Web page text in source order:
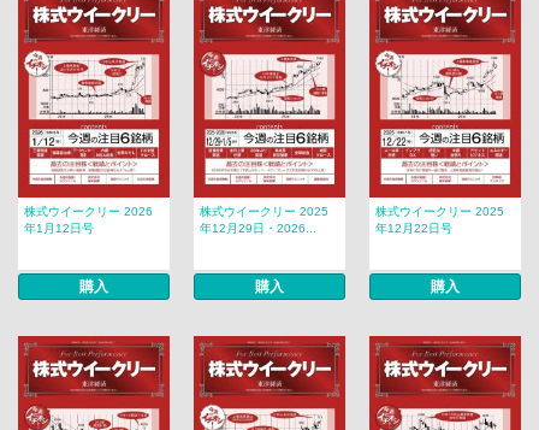
株式ウイークリー 2026
年1月12日号
購入
株式ウイークリー 2025
年12月29日・2026...
購入
株式ウイークリー 2025
年12月22日号
購入